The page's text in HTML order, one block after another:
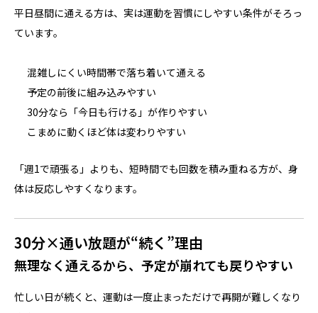
平日昼間に通える方は、実は運動を習慣にしやすい条件がそろっ
ています。
混雑しにくい時間帯で落ち着いて通える
予定の前後に組み込みやすい
30分なら「今日も行ける」が作りやすい
こまめに動くほど体は変わりやすい
「週1で頑張る」よりも、短時間でも回数を積み重ねる方が、身
体は反応しやすくなります。
30分×通い放題が“続く”理由
無理なく通えるから、予定が崩れても戻りやすい
忙しい日が続くと、運動は一度止まっただけで再開が難しくなり